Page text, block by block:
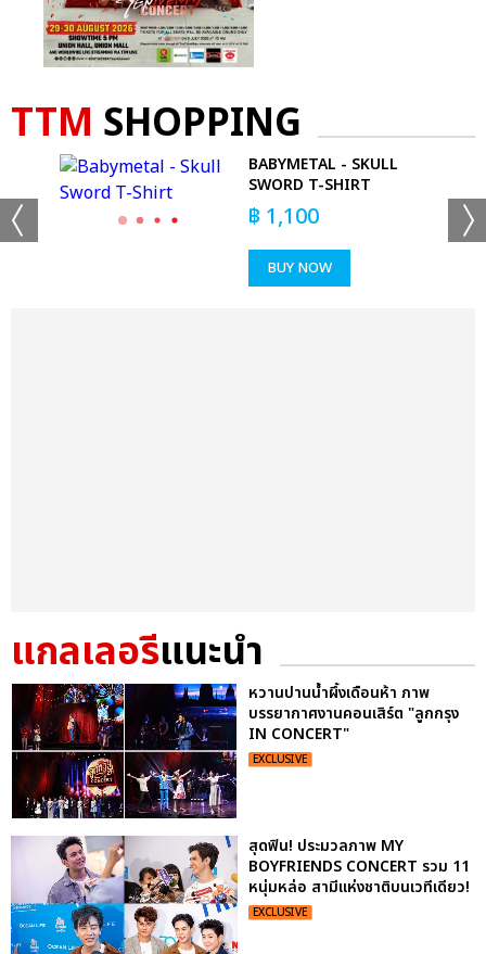
TTM SHOPPING
BABYMETAL - SKULL
SWORD T-SHIRT
฿ 1,100
BUY NOW
แกลเลอรีแนะนำ
หวานปานน้ำผึ้งเดือนห้า ภาพ
บรรยากาศงานคอนเสิร์ต "ลูกกรุง
IN CONCERT"
EXCLUSIVE
สุดฟิน! ประมวลภาพ MY
BOYFRIENDS CONCERT รวม 11
หนุ่มหล่อ สามีแห่งชาติบนเวทีเดียว!
EXCLUSIVE